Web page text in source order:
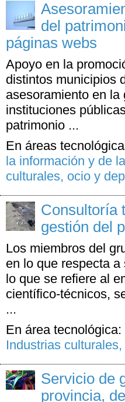
del
páginas webs
Apoyo en la
distintos municipios
asesoramiento en
instituciones
patrimonio ...
En áreas
la información y de
culturales, ocio y
Consultoría
gestión del
Los miembros del
en lo que respecta
lo que se refiere al
científico-técnicos,
...
En área tecnológica:
Industrias
Servicio de
provincia,